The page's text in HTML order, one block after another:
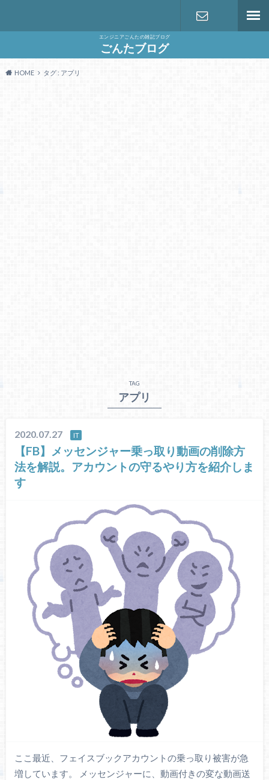
エンジニアごんたの雑記ブログ
ごんたブログ
HOME タグ : アプリ
TAG
アプリ
2020.07.27 IT
【FB】メッセンジャー乗っ取り動画の削除方
法を解説。アカウントの守るやり方を紹介しま
す
ここ最近、フェイスブックアカウントの乗っ取り被害が急
増しています。 メッセンジャーに、動画付きの変な動画送